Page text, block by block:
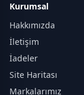
Kurumsal
Hakkımızda
İletişim
İadeler
Site Haritası
Markalarımız